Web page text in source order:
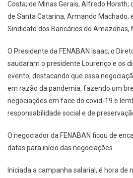
Costa; de Minas Gerais, Alfredo Horsth;
de Santa Catarina, Armando Machado;
Sindicato dos Bancários do Amazonas,
O Presidente da FENABAN Isaac, o
saudaram o presidente Lourenço e os
evento, destacando que essa negociaç
em razão da pandemia, fazendo um
negociações em face do covid-19 e
responsabilidade social e de preservaç
O negociador da FENABAN ficou de
datas para início das negociações
Iniciada a campanha salarial, é hora de